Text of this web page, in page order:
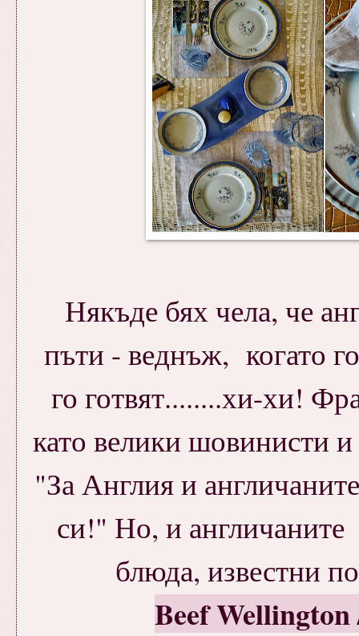
Някъде бях чела, че
пъти - веднъж, когато
го готвят........хи-хи!
като велики шовинисти
"За Англия и
си!" Но, и
блюда, известни
Beef